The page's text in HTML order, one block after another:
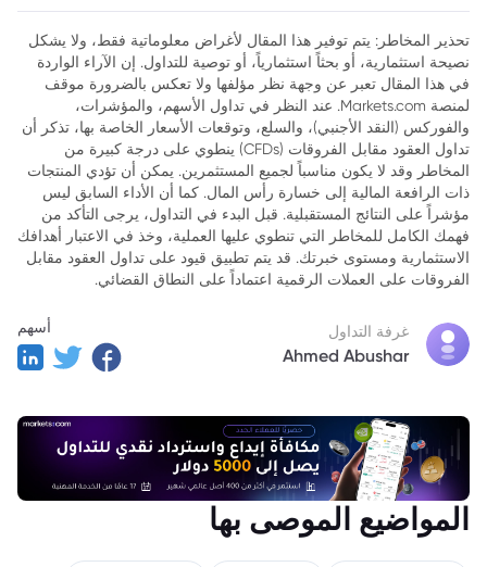
الدرهم المغربي
3. آخر الأخبار والتطورات في سعر صرف الدرهم الإماراتي مقابل
الدرهم المغربي
4. التوقعات المستقبلية لسعر صرف الدرهم الإماراتي مقابل الدرهم
المغربي
5. استراتيجيات الاستثمار في ظل سعر صرف الدرهم الإماراتي مقابل
الدرهم المغربي
6. أزواج فوركس أخرى تستحق النظر
تحذير المخاطر: يتم توفير هذا المقال لأغراض معلوماتية فقط، ولا يشكل
نصيحة استثمارية، أو بحثاً استثمارياً، أو توصية للتداول. إن الآراء الواردة
في هذا المقال تعبر عن وجهة نظر مؤلفها ولا تعكس بالضرورة موقف
لمنصة Markets.com. عند النظر في تداول الأسهم، والمؤشرات،
والفوركس (النقد الأجنبي)، والسلع، وتوقعات الأسعار الخاصة بها، تذكر أن
تداول العقود مقابل الفروقات (CFDs) ينطوي على درجة كبيرة من
المخاطر وقد لا يكون مناسباً لجميع المستثمرين. يمكن أن تؤدي المنتجات
ذات الرافعة المالية إلى خسارة رأس المال. كما أن الأداء السابق ليس
مؤشراً على النتائج المستقبلية. قبل البدء في التداول، يرجى التأكد من
فهمك الكامل للمخاطر التي تنطوي عليها العملية، وخذ في الاعتبار أهدافك
الاستثمارية ومستوى خبرتك. قد يتم تطبيق قيود على تداول العقود مقابل
الفروقات على العملات الرقمية اعتماداً على النطاق القضائي.
غرفة التداول
Ahmed Abushar
أسهم
المواضيع الموصى بها